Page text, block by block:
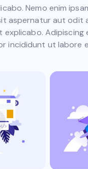
Nemo enim
aspernatur aut odit
explicabo. Adipiscing
incididunt ut labore